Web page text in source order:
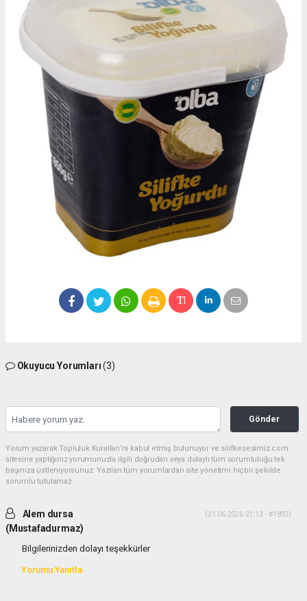
Okuyucu Yorumları(3)
Gönder
Yorum yazarak Topluluk Kuralları’nı kabul etmiş bulunuyor ve silifkesesimiz.com
sitesine yaptığınız yorumunuzla ilgili doğrudan veya dolaylı tüm sorumluluğu tek
başınıza üstleniyorsunuz. Yazılan tüm yorumlardan site yönetimi hiçbir şekilde
sorumlu tutulamaz.
Alem dursa
(Mustafadurmaz)
(21.06.2026 21:13 - #1892)
Bilgilerinizden dolayı teşekkürler
Yorumu Yanıtla